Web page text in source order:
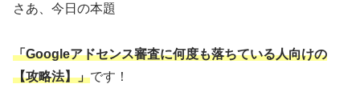
さあ、今日の本題
「Googleアドセンス審査に何度も落ちている人向けの
【攻略法】」です！